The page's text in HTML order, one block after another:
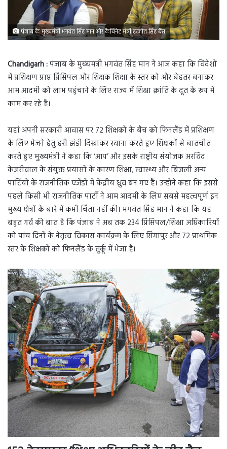
पंजाब के मुख्यमंत्री भगवंत सिंह मान और कैबिनेट मंत्री हरजोत सिंह बैंस
Chandigarh :पंजाब के मुख्यमंत्री भगवंत सिंह मान ने आज कहा कि विदेशों
में प्रशिक्षण प्राप्त प्रिंसिपल और शिक्षक शिक्षा के स्तर को और बेहतर बनाकर
आम आदमी को लाभ पहुंचाने के लिए राज्य में शिक्षा क्रांति के दूत के रूप में
काम कर रहे हैं।
यहां अपनी सरकारी आवास पर 72 शिक्षकों के बैच को फिनलैंड में प्रशिक्षण
के लिए भेजने हेतु हरी झंडी दिखाकर रवाना करते हुए शिक्षकों से बातचीत
करते हुए मुख्यमंत्री ने कहा कि ‘आप’ और इसके राष्ट्रीय संयोजक अरविंद
केजरीवाल के संयुक्त प्रयासों के कारण शिक्षा, स्वास्थ्य और बिजली अन्य
पार्टियों के राजनीतिक एजेंडों में केंद्रीय ध्रुव बन गए हैं। उन्होंने कहा कि इससे
पहले किसी भी राजनीतिक पार्टी ने आम आदमी के लिए सबसे महत्वपूर्ण इन
मुख्य क्षेत्रों के बारे में कभी चिंता नहीं की। भगवंत सिंह मान ने कहा कि यह
बहुत गर्व की बात है कि पंजाब ने अब तक 234 प्रिंसिपल/शिक्षा अधिकारियों
को पांच दिनों के नेतृत्व विकास कार्यक्रम के लिए सिंगापुर और 72 प्राथमिक
स्तर के शिक्षकों को फिनलैंड के तुर्कू में भेजा है।